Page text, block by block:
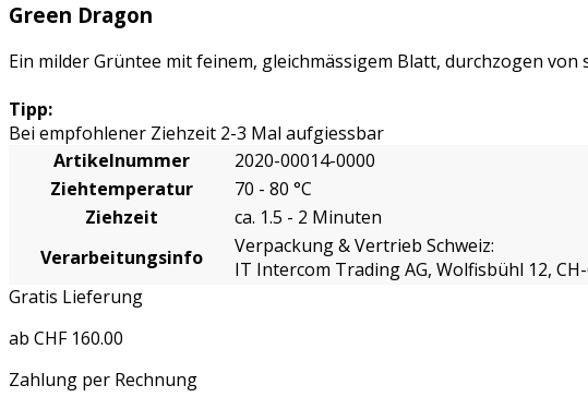
Green Dragon
Ein milder Grüntee mit feinem, gleichmässigem Blatt, durchzogen
Tipp:
Bei empfohlener Ziehzeit 2-3 Mal aufgiessbar
Artikelnummer
2020-00014-0000
Ziehtemperatur
70 - 80 °C
Ziehzeit
ca. 1.5 - 2 Minuten
Verarbeitungsinfo
Verpackung & Vertrieb Schweiz:
IT Intercom Trading AG, Wolfisbühl 12,
Gratis Lieferung
ab CHF 160.00
Zahlung per Rechnung